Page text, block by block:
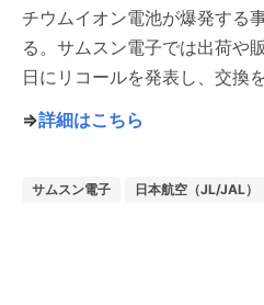
チウムイオン電池が爆発する
る。サムスン電子では出荷や
日にリコールを発表し、交換
⇒詳細はこちら
サムスン電子 日本航空（JL/JAL）